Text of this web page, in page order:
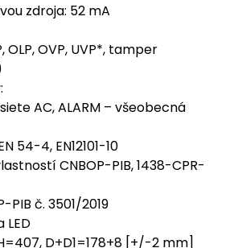
zdroja: 52 mA
OLP, OVP, UVP*, tamper
AC, ALARM – všeobecná
54-4, EN12101-10
CNBOP-PIB, 1438-CPR-
PIB č. 3501/2019
LED
D+D1=178+8 [+/-2 mm]